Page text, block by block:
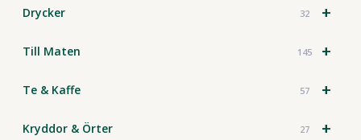
+
Drycker 32
+
Till Maten 145
+
Te & Kaffe 57
+
Kryddor & Örter 27